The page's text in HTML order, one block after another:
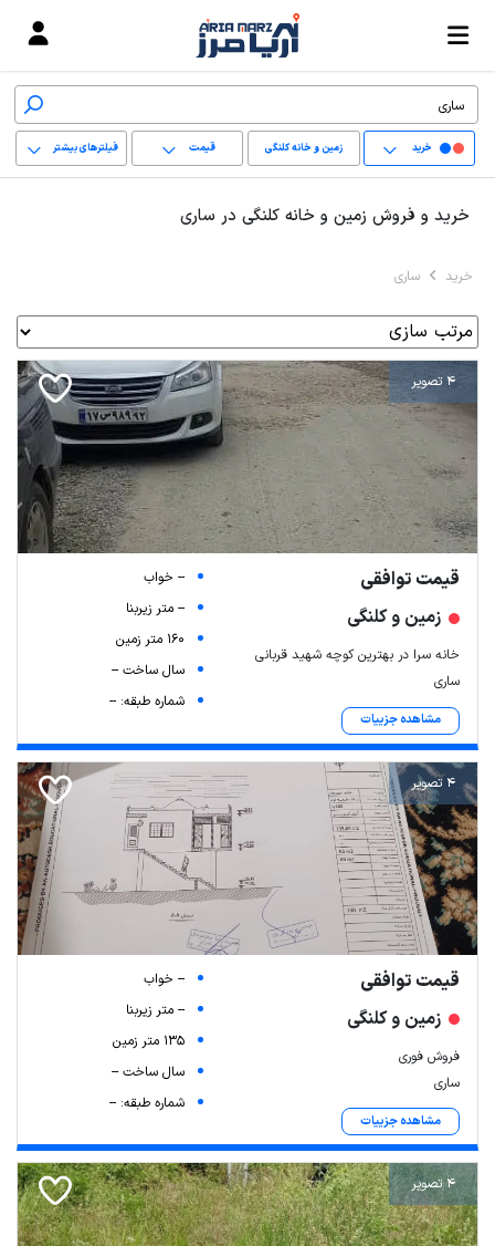
خرید زمین و خانه کلنگی قیمت فیلترهای بیشتر
خرید و فروش زمین و خانه کلنگی در ساری
خرید ساری
4 تصویر
قیمت توافقی
زمین و کلنگی
خانه سرا در بهترین کوچه شهید قربانی
ساری
مشاهده جزییات
-- خواب
-- متر زیربنا
160 متر زمین
سال ساخت --
شماره طبقه: --
4 تصویر
قیمت توافقی
زمین و کلنگی
فروش فوری
ساری
مشاهده جزییات
-- خواب
-- متر زیربنا
135 متر زمین
سال ساخت --
شماره طبقه: --
4 تصویر